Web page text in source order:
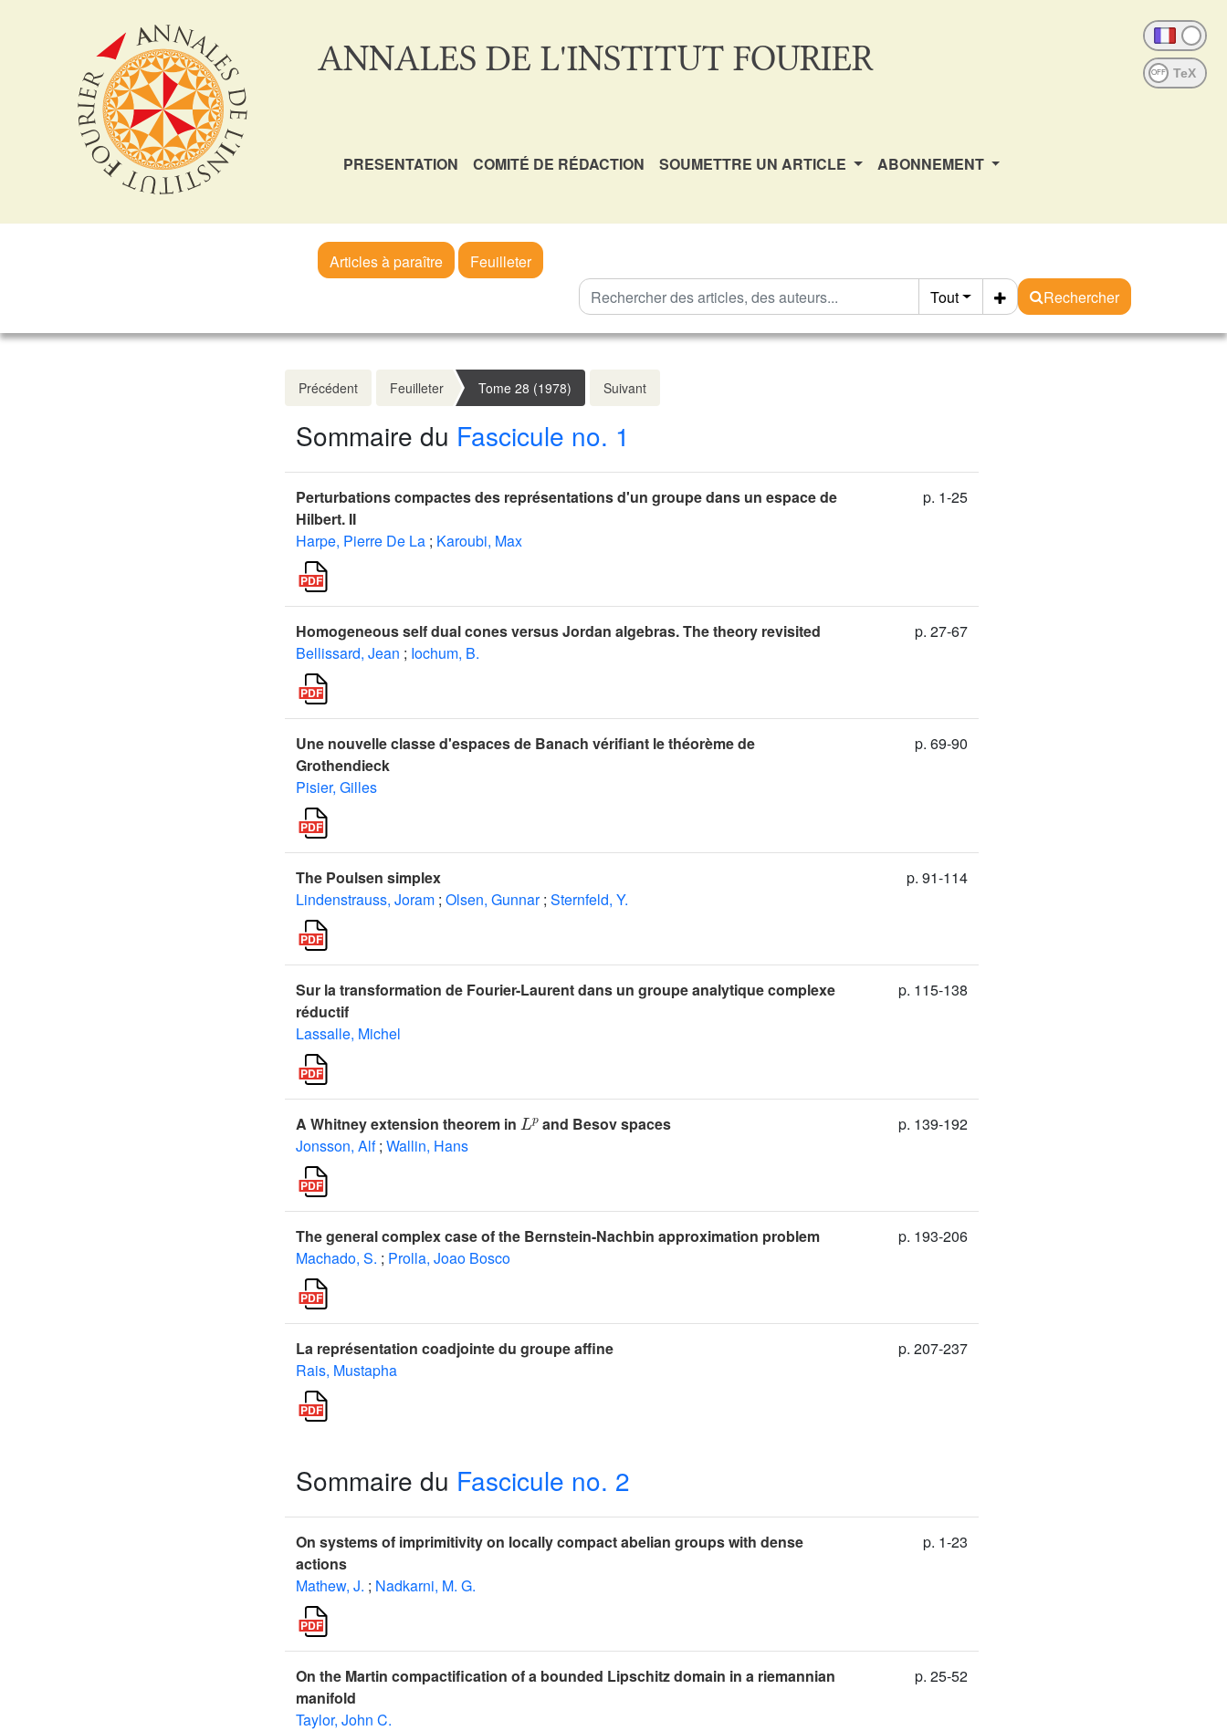
ANNALES DE L'INSTITUT FOURIER OFF
PRESENTATION COMITÉ DE RÉDACTION SOUMETTRE UN ARTICLE ABONNEMENT
Articles à paraître
Feuilleter
Tout
Rechercher
Précédent Feuilleter Tome 28 (1978) Suivant
Sommaire du Fascicule no. 1
Perturbations compactes des représentations d'un groupe dans un espace de
Hilbert. II
Harpe, Pierre De La ; Karoubi, Max
p. 1-25
Homogeneous self dual cones versus Jordan algebras. The theory revisited
Bellissard, Jean ; Iochum, B.
p. 27-67
Une nouvelle classe d'espaces de Banach vérifiant le théorème de
Grothendieck
Pisier, Gilles
p. 69-90
The Poulsen simplex
Lindenstrauss, Joram ; Olsen, Gunnar ; Sternfeld, Y.
p. 91-114
Sur la transformation de Fourier-Laurent dans un groupe analytique complexe
réductif
Lassalle, Michel
p. 115-138
A Whitney extension theorem in
and Besov spaces
Jonsson, Alf ; Wallin, Hans
p. 139-192
The general complex case of the Bernstein-Nachbin approximation problem
Machado, S. ; Prolla, Joao Bosco
p. 193-206
La représentation coadjointe du groupe affine
Rais, Mustapha
p. 207-237
Sommaire du Fascicule no. 2
On systems of imprimitivity on locally compact abelian groups with dense
actions
Mathew, J. ; Nadkarni, M. G.
p. 1-23
On the Martin compactification of a bounded Lipschitz domain in a riemannian
manifold
Taylor, John C.
p. 25-52